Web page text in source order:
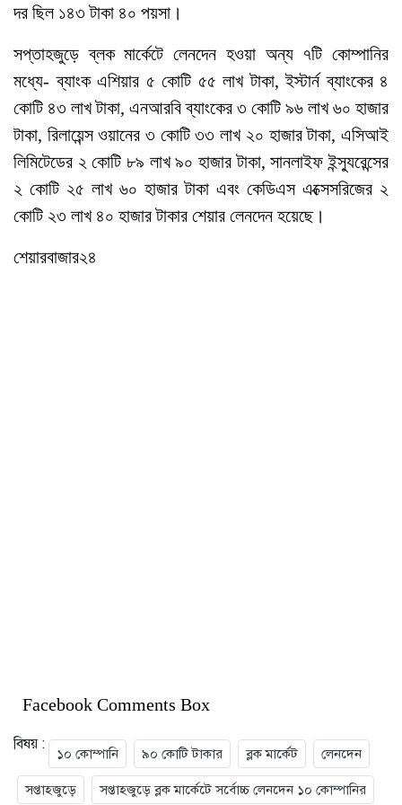
দর ছিল ১৪৩ টাকা ৪০ পয়সা।
সপ্তাহজুড়ে ব্লক মার্কেটে লেনদেন হওয়া অন্য ৭টি কোম্পানির
মধ্যে- ব্যাংক এশিয়ার ৫ কোটি ৫৫ লাখ টাকা, ইস্টার্ন ব্যাংকের ৪
কোটি ৪৩ লাখ টাকা, এনআরবি ব্যাংকের ৩ কোটি ৯৬ লাখ ৬০ হাজার
টাকা, রিলায়েন্স ওয়ানের ৩ কোটি ৩৩ লাখ ২০ হাজার টাকা, এসিআই
লিমিটেডের ২ কোটি ৮৯ লাখ ৯০ হাজার টাকা, সানলাইফ ইন্স্যুরেন্সের
২ কোটি ২৫ লাখ ৬০ হাজার টাকা এবং কেডিএস এক্সেসরিজের ২
কোটি ২৩ লাখ ৪০ হাজার টাকার শেয়ার লেনদেন হয়েছে।
শেয়ারবাজার২৪
Facebook Comments Box
বিষয় :
১০ কোম্পানি ৯০ কোটি টাকার ব্লক মার্কেট লেনদেন
সপ্তাহজুড়ে সপ্তাহজুড়ে ব্লক মার্কেটে সর্বোচ্চ লেনদেন ১০ কোম্পানির